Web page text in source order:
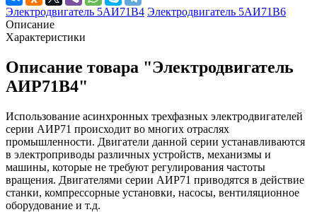
Электродвигатель 5АИ71В4 Электродвигатель 5АИ71В6
Описание
Характеристики
Описание товара "Электродвигатель
АИР71В4"
Использование асинхронных трехфазных электродвигателей
серии АИР71 происходит во многих отраслях
промышленности. Двигатели данной серии устанавливаются
в электроприводы различных устройств, механизмы и
машины, которые не требуют регулирования частоты
вращения. Двигателями серии АИР71 приводятся в действие
станки, компрессорные установки, насосы, вентиляционное
оборудование и т.д.